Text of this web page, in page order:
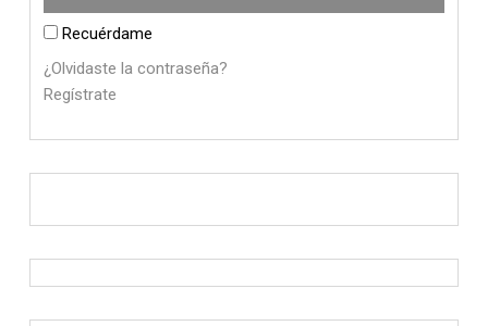
Recuérdame
¿Olvidaste la contraseña?
Regístrate